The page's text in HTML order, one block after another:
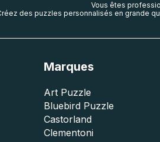
Vous êtes
des puzzles personnalisés en grande
Marques
Art Puzzle
Bluebird Puzzle
Castorland
Clementoni